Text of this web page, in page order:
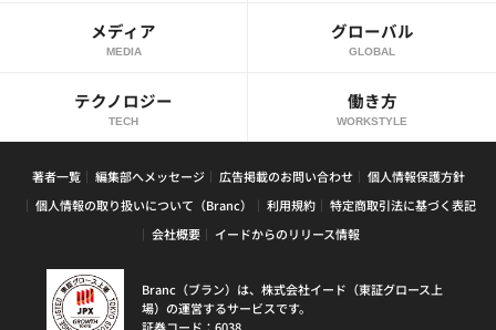
メディア
MEDIA
グローバル
GLOBAL
テクノロジー
TECH
働き方
WORKSTYLE
著者一覧 編集部へメッセージ 広告掲載のお問い合わせ
個人情報保護方針
個人情報の取り扱いについて（Branc）
利用規約
特定商取引法に基づく表記
会社概要
イードからのリリース情報
Branc（ブラン）は、株式会社イード（東証グロース上
場）の運営するサービスです。
証券コード：6038